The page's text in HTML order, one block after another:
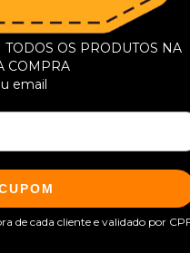
OS PRODUTOS NA
COMPRA
email
de cada cliente e validado por